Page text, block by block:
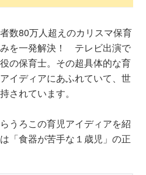
数80万人超えのカリスマ保育
を一発解決！ テレビ出演で
の保育士。その超具体的な育
イディアにあふれていて、世
されています。
うろこの育児アイディアを紹
「食器が苦手な１歳児」の正